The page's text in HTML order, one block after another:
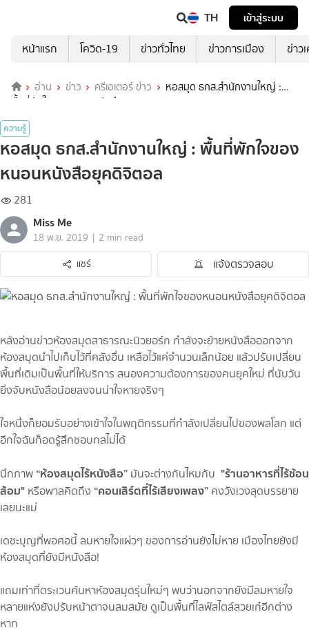
TH
เข้าสู่ระบบ
หน้าแรก
โควิด-19 ข่าวทั่วไทย ข่าวการเมือง ข่าว
อ่าน ข่าว ครีเอเตอร์ ข่าว
หอสมุด ธกส.สำนักงานใหญ่ :
พื้นที่พักใจของหนอนหนังสือยุคดิจิตอล
ความรู้
หอสมุด ธกส.สำนักงานใหญ่ : พื้นที่พักใจของ
หนอนหนังสือยุคดิจิตอล
281
Miss Me
18 พ.ย. 2019 | 2 min read
แชร์
แจ้งตรวจสอบ
หลังอ่านข่าวห้องสมุดสาธารณะนิวยอร์ก กำลังจะย้ายหนังสือออกจาก
ห้องสมุดนำไปเก็บไว้ที่คลังอื่น เหลือไว้แค่จำนวนเล็กน้อย แล้วปรับเปลี่ยน
พื้นที่เดิมเป็นพื้นที่ให้บริการ สนองความต้องการของคนยุคใหม่ ที่นับวัน
ยิ่งจับหนังสือน้อยลงจนน่าใจหายจริงๆ
ใจหนึ่งก็ยอมรับอย่างเข้าใจในพฤติกรรมที่กำลังเปลี่ยนไปของพลโลก แต่
อีกใจฉันก็อดรู้สึกชอบกลไม่ได้
นึกภาพ “ห้องสมุดไร้หนังสือ” มันจะต่างกันไหมกับ "ร้านอาหารที่ไร้ช้อน
ส้อม" หรือพาลคิดถึง “คอนเสิร์ตที่ไร้เสียงเพลง” คงวังเวงสุดบรรยาย
เลยนะแม่
เดชะบุญที่พอศอนี้ ลมหายใจแผ่วๆ ของการอ่านยังไม่หาย เมืองไทยยังมี
ห้องสมุดที่ยังมีหนังสือ!
แถมเท่าที่ตระเวนค้นหาห้องสมุดรุ่นใหม่ๆ พบว่านอกจากยังมีลมหายใจ
หลายแห่งยังปรับหน้าตาจนสมสมัย ดูเป็นพื้นที่ไลฟ์สไตล์สวยเก๋อีกต่าง
หาก